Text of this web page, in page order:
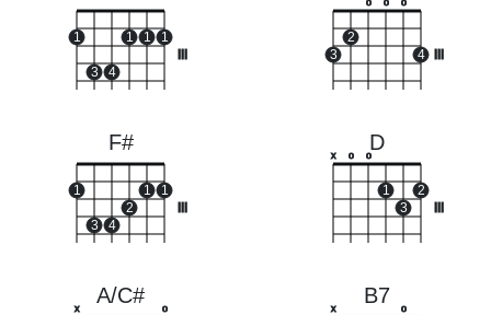
1
3 4
1 1 1
3
2
o o o
4
F#
1
3 4
2
1 1
D
x o o
1
3
2
A/C#
x o
B7
x o